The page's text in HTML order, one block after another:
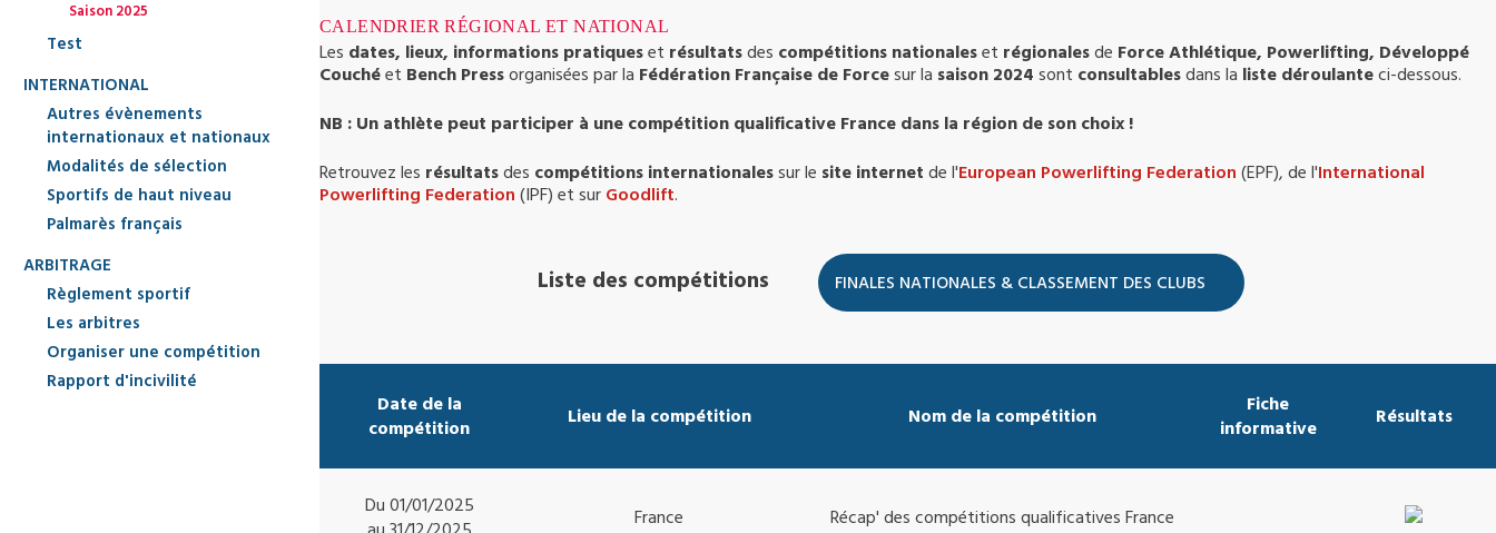
Saison 2025
Test
INTERNATIONAL
Autres évènements
internationaux et nationaux
Modalités de sélection
Sportifs de haut niveau
Palmarès français
ARBITRAGE
Règlement sportif
Les arbitres
Organiser une compétition
Rapport d'incivilité
CALENDRIER RÉGIONAL ET NATIONAL
Les dates, lieux, informations pratiqueset résultatsdes compétitions nationaleset régionalesde Force Athlétique, Powerlifting, Développé
Couchéet Bench Pressorganisées par la Fédération Française de Forcesur la saison 2024 sont consultablesdans la liste déroulanteci-dessous.
NB : Un athlète peut participer à une compétition qualificative France dans la région de son choix !
Retrouvez les résultatsdes compétitions internationalessur le site internet de l'European Powerlifting Federation (EPF), de l'International
Powerlifting Federation (IPF) et sur Goodlift.
Liste des compétitions
Date de la
compétition
Lieu de la compétition Nom de la compétition
Fiche
informative
Résultats
Du 01/01/2025
France Récap' des compétitions qualificatives France